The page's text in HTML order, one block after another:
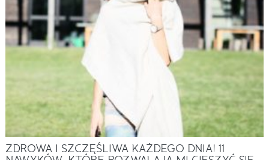
ZDROWA I SZCZĘŚLIWA KAŻDEGO DNIA! 11